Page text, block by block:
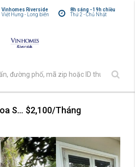
8h sáng - 19h chiều
Thứ 2 - Chủ Nhật
Vinhomes Riverside
Việt Hưng - Long biên
Cho thuê biệt thự Hoa Sữa Vinhomes Riverside $2,100/Tháng